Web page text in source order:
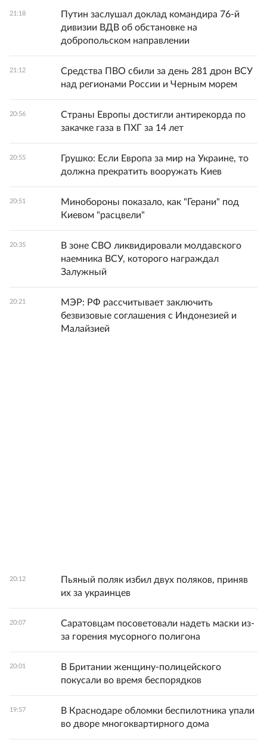
21:18
Путин заслушал доклад командира 76-й
дивизии ВДВ об обстановке на
добропольском направлении
21:12
Средства ПВО сбили за день 281 дрон ВСУ
над регионами России и Черным морем
20:56
Страны Европы достигли антирекорда по
закачке газа в ПХГ за 14 лет
20:55
Грушко: Если Европа за мир на Украине, то
должна прекратить вооружать Киев
20:51
Минобороны показало, как "Герани" под
Киевом "расцвели"
20:35
В зоне СВО ликвидировали молдавского
наемника ВСУ, которого награждал
Залужный
20:21
МЭР: РФ рассчитывает заключить
безвизовые соглашения с Индонезией и
Малайзией
20:12
Пьяный поляк избил двух поляков, приняв
их за украинцев
20:07
Саратовцам посоветовали надеть маски из-
за горения мусорного полигона
20:01
В Британии женщину-полицейского
покусали во время беспорядков
19:57
В Краснодаре обломки беспилотника упали
во дворе многоквартирного дома